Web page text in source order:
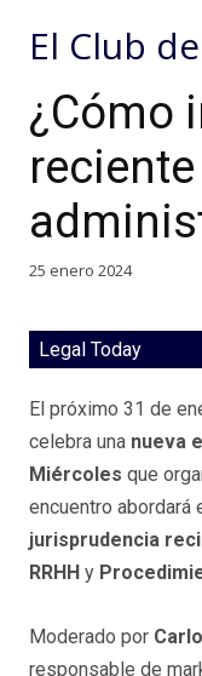
El Club
¿Cómo
25 enero 2024
Legal Today
El próximo 31 de
celebra una nueva
Miércoles que
encuentro abordará
jurisprudencia
RRHH y
Moderado por
responsable de